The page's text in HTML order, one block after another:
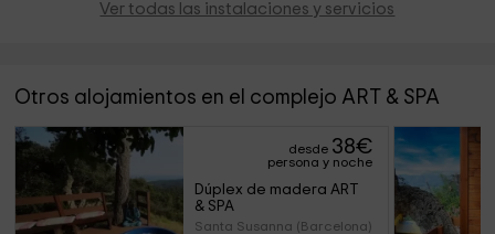
Ver todas las instalaciones y servicios
Otros alojamientos en el complejo ART & SPA
desde 38€
persona y noche
Dúplex de madera ART
& SPA
Santa Susanna (Barcelona)